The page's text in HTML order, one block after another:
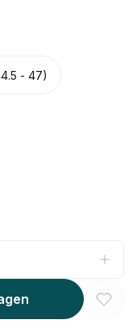
- 47)